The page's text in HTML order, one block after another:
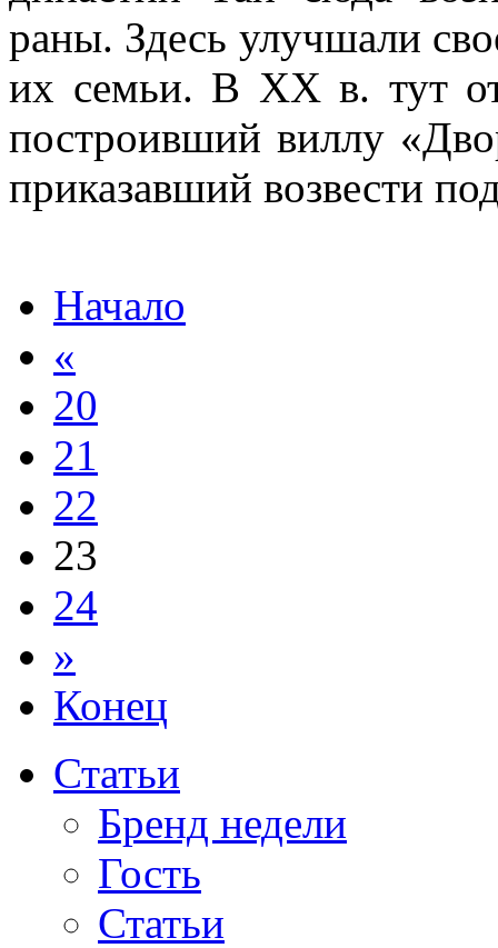
раны. Здесь улучшали
их семьи. В ХХ в. тут
построивший виллу
приказавший возвести
Начало
«
20
21
22
23
24
»
Конец
Статьи
Бренд недели
Гость
Статьи